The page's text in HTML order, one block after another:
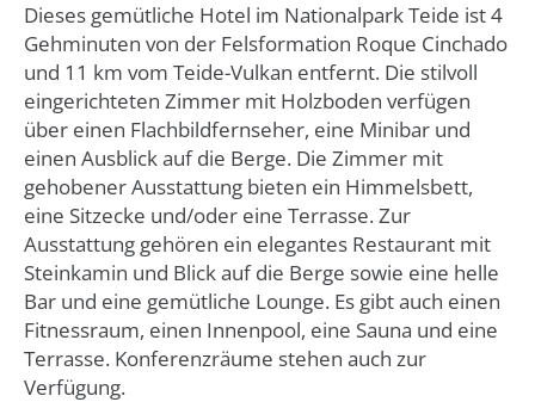
Dieses gemütliche Hotel im Nationalpark Teide ist 4
Gehminuten von der Felsformation Roque Cinchado
und 11 km vom Teide-Vulkan entfernt. Die stilvoll
eingerichteten Zimmer mit Holzboden verfügen
über einen Flachbildfernseher, eine Minibar und
einen Ausblick auf die Berge. Die Zimmer mit
gehobener Ausstattung bieten ein Himmelsbett,
eine Sitzecke und/oder eine Terrasse. Zur
Ausstattung gehören ein elegantes Restaurant mit
Steinkamin und Blick auf die Berge sowie eine helle
Bar und eine gemütliche Lounge. Es gibt auch einen
Fitnessraum, einen Innenpool, eine Sauna und eine
Terrasse. Konferenzräume stehen auch zur
Verfügung.